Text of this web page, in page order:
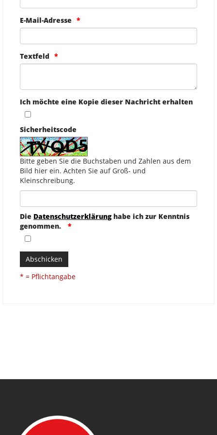
E-Mail-Adresse
Textfeld
Ich möchte eine Kopie dieser Nachricht erhalten
Sicherheitscode
Bitte geben Sie die Buchstaben und Zahlen aus dem
Bild hier ein. Achten Sie auf Groß- und
Kleinschreibung.
Die Datenschutzerklärunghabe ich zur Kenntnis
genommen.
Abschicken
* = Pflichtangabe